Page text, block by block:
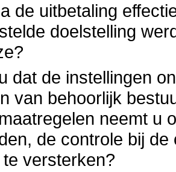
de uitbetaling
doelstelling
dat de instellingen
van behoorlijk
neemt u
de controle bij
versterken?